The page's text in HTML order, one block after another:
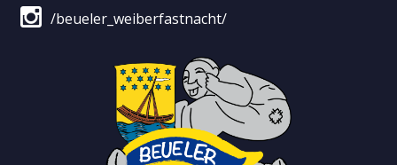

 /beueler_weiberfastnacht/